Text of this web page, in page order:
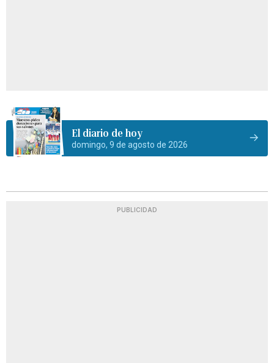
El diario de hoy
domingo, 9 de agosto de 2026
PUBLICIDAD